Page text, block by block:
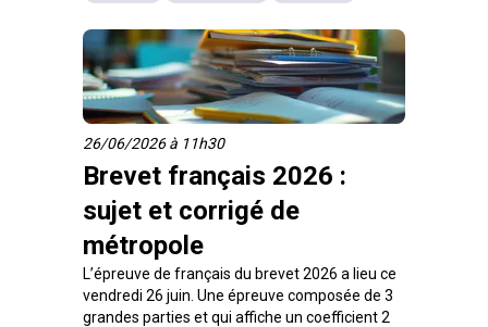
26/06/2026 à 11h30
Brevet français 2026 :
sujet et corrigé de
métropole
L’épreuve de français du brevet 2026 a lieu ce
vendredi 26 juin. Une épreuve composée de 3
grandes parties et qui affiche un coefficient 2